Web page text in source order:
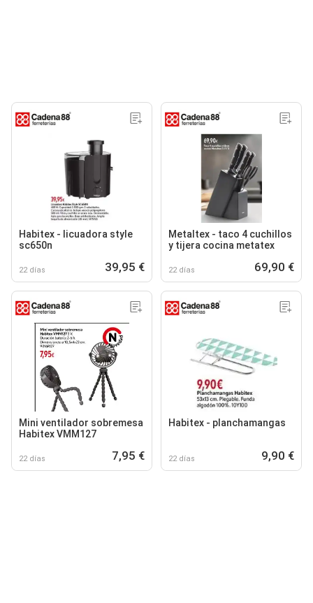
Habitex - licuadora style
sc650n
22 días 39,95 €
Metaltex - taco 4 cuchillos
y tijera cocina metatex
22 días 69,90 €
Mini ventilador sobremesa
Habitex VMM127
22 días 7,95 €
Habitex - planchamangas
22 días 9,90 €